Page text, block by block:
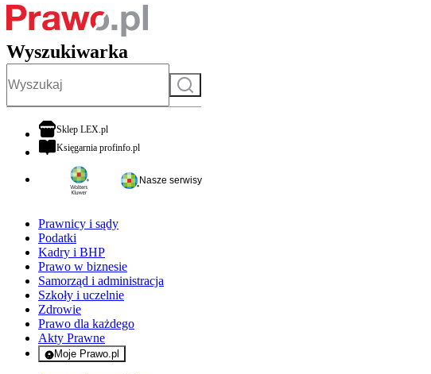
Wyszukiwarka
Szukaj
Sklep LEX.plotwiera się w nowej karcie
Księgarnia profinfo.plotwiera się w nowej karcie
Nasze serwisy
Prawnicy i sądy
Podatki
Kadry i BHP
Prawo w biznesie
Samorząd i administracja
Szkoły i uczelnie
Zdrowie
Prawo dla każdego
Akty Prawne
Moje Prawo.pl
- rejestracja i logowanie do serwisu